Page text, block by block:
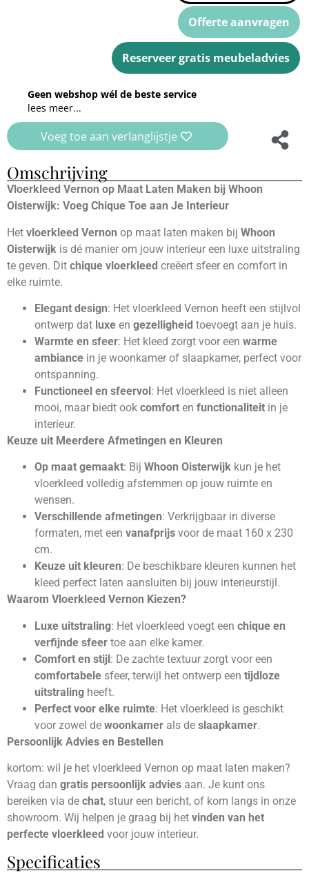
Offerte aanvragen
Reserveer gratis meubeladvies
Geen webshop wél de beste service
lees meer...
Voeg toe aan verlanglijstje
Omschrijving
Vloerkleed Vernon op Maat Laten Maken bij Whoon
Oisterwijk: Voeg Chique Toe aan Je Interieur
Het vloerkleed Vernon op maat laten maken bij Whoon
Oisterwijk is dé manier om jouw interieur een luxe uitstraling
te geven. Dit chique vloerkleed creëert sfeer en comfort in
elke ruimte.
Elegant design: Het vloerkleed Vernon heeft een stijlvol
ontwerp dat luxe en gezelligheid toevoegt aan je huis.
Warmte en sfeer: Het kleed zorgt voor een warme
ambiance in je woonkamer of slaapkamer, perfect voor
ontspanning.
Functioneel en sfeervol: Het vloerkleed is niet alleen
mooi, maar biedt ook comfort en functionaliteit in je
interieur.
Keuze uit Meerdere Afmetingen en Kleuren
Op maat gemaakt: Bij Whoon Oisterwijk kun je het
vloerkleed volledig afstemmen op jouw ruimte en
wensen.
Verschillende afmetingen: Verkrijgbaar in diverse
formaten, met een vanafprijs voor de maat 160 x 230
cm.
Keuze uit kleuren: De beschikbare kleuren kunnen het
kleed perfect laten aansluiten bij jouw interieurstijl.
Waarom Vloerkleed Vernon Kiezen?
Luxe uitstraling: Het vloerkleed voegt een chique en
verfijnde sfeer toe aan elke kamer.
Comfort en stijl: De zachte textuur zorgt voor een
comfortabele sfeer, terwijl het ontwerp een tijdloze
uitstraling heeft.
Perfect voor elke ruimte: Het vloerkleed is geschikt
voor zowel de woonkamer als de slaapkamer.
Persoonlijk Advies en Bestellen
kortom: wil je het vloerkleed Vernon op maat laten maken?
Vraag dan gratis persoonlijk advies aan. Je kunt ons
bereiken via de chat, stuur een bericht, of kom langs in onze
showroom. Wij helpen je graag bij het vinden van het
perfecte vloerkleed voor jouw interieur.
Specificaties